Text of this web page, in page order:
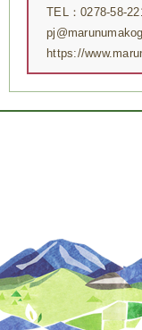
TEL：0278-58-
https://